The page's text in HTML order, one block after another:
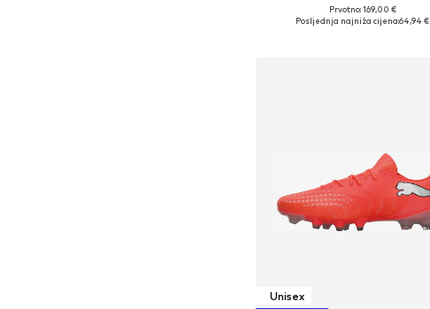
Dostupno u više veličina
Prvotno: 169,00 €
Posljednja najniža cijena:64,94 €
Unisex